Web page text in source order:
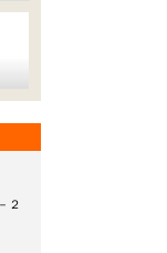
２